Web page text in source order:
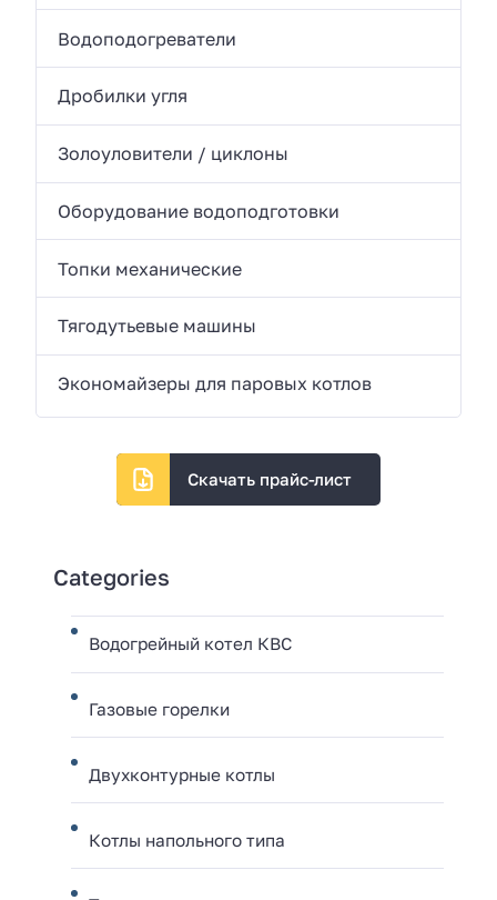
Водоподогреватели
Дробилки угля
Золоуловители / циклоны
Оборудование водоподготовки
Топки механические
Тягодутьевые машины
Экономайзеры для паровых котлов
Скачать прайс-лист
Categories
Водогрейный котел КВС
Газовые горелки
Двухконтурные котлы
Котлы напольного типа